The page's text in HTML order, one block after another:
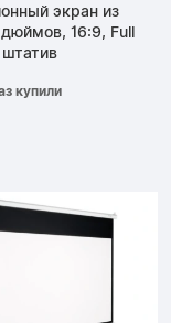
экран из
16:9, Full
штатив
купили